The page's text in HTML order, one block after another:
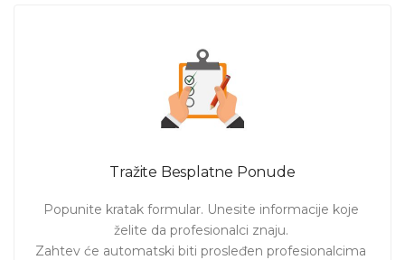
mestu! Pošaljite zahtev i pogledajte ponude od
cene treninga u Nišu
Tražite Besplatne Ponude
Popunite kratak formular. Unesite informacije koje
želite da profesionalci znaju.
Zahtev će automatski biti prosleđen profesionalcima